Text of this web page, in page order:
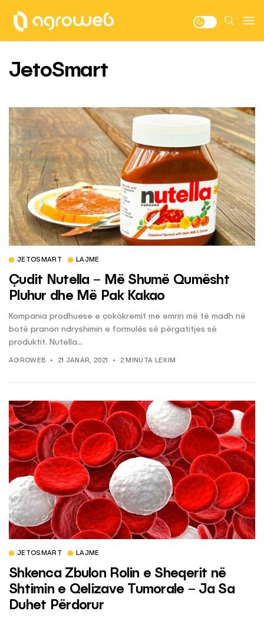
JetoSmart
JETOSMART LAJME
Çudit Nutella – Më Shumë Qumësht
Pluhur dhe Më Pak Kakao
Kompania prodhuese e çokokremit me emrin më të madh në
botë pranon ndryshimin e formulës së përgatitjes së
produktit. Nutella...
AGROWEB 21 JANAR, 2021 2 MINUTA LEXIM
JETOSMART LAJME
Shkenca Zbulon Rolin e Sheqerit në
Shtimin e Qelizave Tumorale – Ja Sa
Duhet Përdorur